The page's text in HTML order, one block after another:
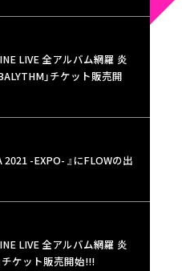
LIVE 全アルバム網羅 炎
」チケット販売開
2021 -EXPO- 』にFLOWの出
LIVE 全アルバム網羅 炎
チケット販売開始!!!